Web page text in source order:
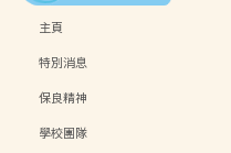
主頁
特別消息
保良精神
學校團隊